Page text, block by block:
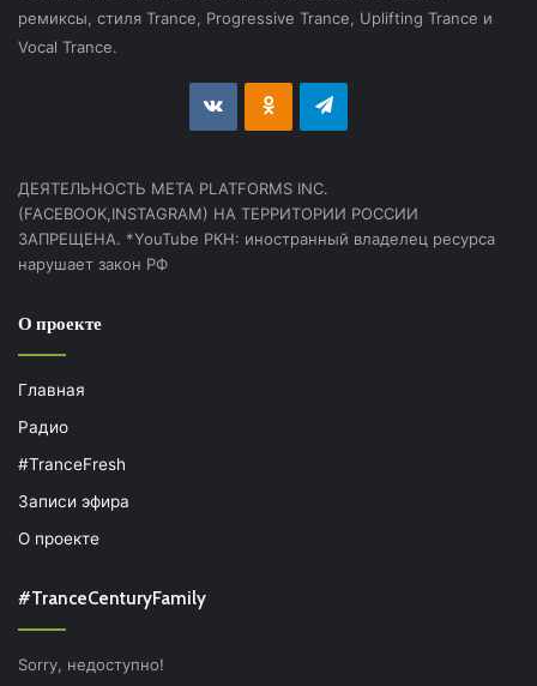
ремиксы, стиля Trance, Progressive Trance, Uplifting Trance и
Vocal Trance.
vk.com Odnoklassniki
Telegram
ДЕЯТЕЛЬНОСТЬ МЕТА PLATFORMS INC.
(FACEBOOK,INSTAGRAM) НА ТЕРРИТОРИИ РОССИИ
ЗАПРЕЩЕНА. *YouTube РКН: иностранный владелец ресурса
нарушает закон РФ
О проекте
Главная
Радио
#TranceFresh
Записи эфира
О проекте
#TranceCenturyFamily
Sorry, недоступно!